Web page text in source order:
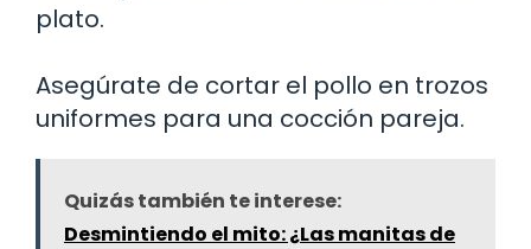
plato.
Asegúrate de cortar el pollo en trozos
uniformes para una cocción pareja.
Quizás también te interese:
Desmintiendo el mito: ¿Las manitas de